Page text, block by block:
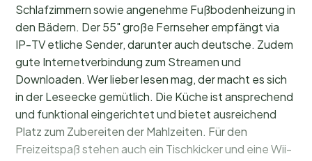
Schlafzimmern sowie angenehme Fußbodenheizung in
den Bädern. Der 55" große Fernseher empfängt via
IP-TV etliche Sender, darunter auch deutsche. Zudem
gute Internetverbindung zum Streamen und
Downloaden. Wer lieber lesen mag, der macht es sich
in der Leseecke gemütlich. Die Küche ist ansprechend
und funktional eingerichtet und bietet ausreichend
Platz zum Zubereiten der Mahlzeiten. Für den
Freizeitspaß stehen auch ein Tischkicker und eine Wii-